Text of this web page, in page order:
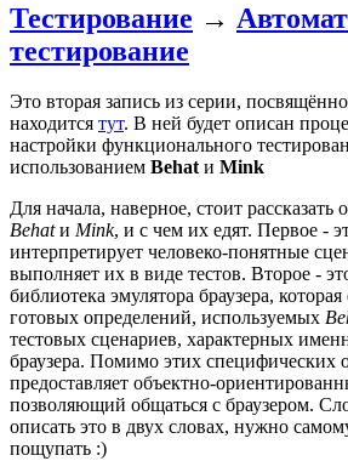
Тестирование →
тестирование
Это вторая запись из серии,
находится тут. В ней будет описан
настройки функционального
использованием Behatи Mink
Для начала, наверное, стоит рассказать
Behatи Mink, и с чем их едят. Первое -
интерпретирует человеко-понятные
выполняет их в виде тестов. Второе -
библиотека эмулятора браузера,
готовых определений, используемых
тестовых сценариев, характерных
браузера. Помимо этих специфических
предоставляет объектно-
позволяющий общаться с браузером.
описать это в двух словах, нужно
пощупать :)